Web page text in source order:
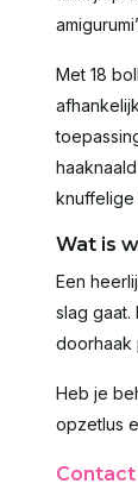
Met 18
knuffelige
Wat is
Een
slag gaat.
doorhaak
Heb je
opzetlus
Contact